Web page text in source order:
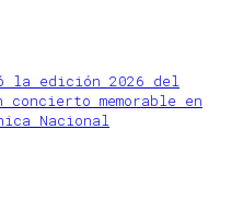
la edición 2026 del
memorable en
Nacional